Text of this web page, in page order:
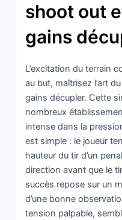
shoot out
gains
L’excitation du terrain
au but, maîtrisez l’art
gains décupler. Cette
nombreux
intense dans la
est simple : le joueur
hauteur du tir d’un
direction avant que le
succès repose sur un
d’une bonne
tension palpable,